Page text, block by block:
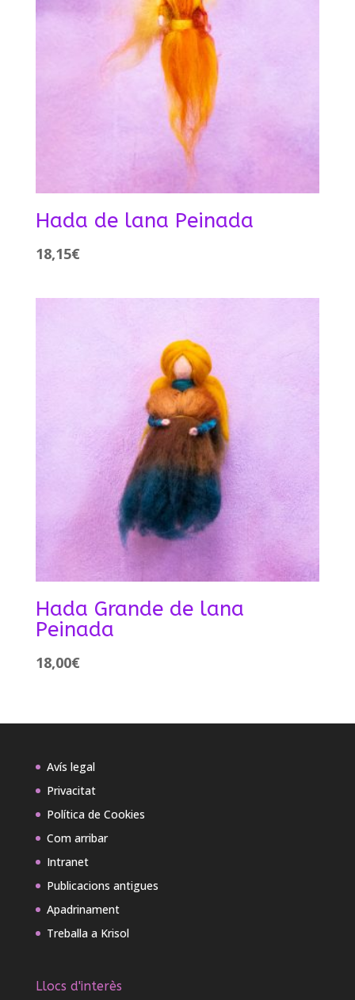
Hada de lana Peinada
18,15€
Hada Grande de lana
Peinada
18,00€
Avís legal
Privacitat
Política de Cookies
Com arribar
Intranet
Publicacions antigues
Apadrinament
Treballa a Krisol
Llocs d'interès